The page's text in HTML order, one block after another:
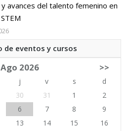
avances del talento femenino en
de eventos y cursos
Ago 2026 >>
j v s
d
30 31 1
2
6 7 8
9
13 14 15
16